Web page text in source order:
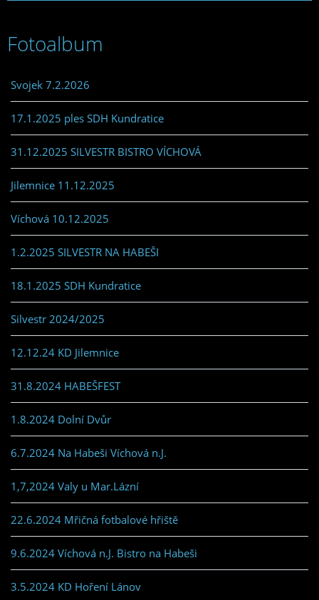
Fotoalbum
Svojek 7.2.2026
17.1.2025 ples SDH Kundratice
31.12.2025 SILVESTR BISTRO VÍCHOVÁ
Jilemnice 11.12.2025
Víchová 10.12.2025
1.2.2025 SILVESTR NA HABEŠI
18.1.2025 SDH Kundratice
Silvestr 2024/2025
12.12.24 KD Jilemnice
31.8.2024 HABEŠFEST
1.8.2024 Dolní Dvůr
6.7.2024 Na Habeši Víchová n.J.
1,7,2024 Valy u Mar.Lázní
22.6.2024 Mřičná fotbalové hřiště
9.6.2024 Víchová n.J. Bistro na Habeši
3.5.2024 KD Hoření Lánov